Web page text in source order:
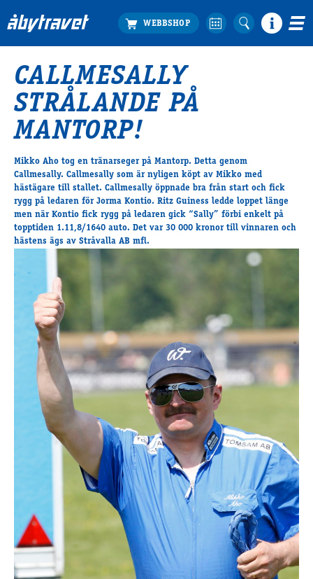
Köp biljett
Travprogrammet
Boka ställplats
Bra att veta
Restauranger
Catering by Lyon
Hotell nära oss
Nybörjar­guide
Presentkort
Tävlingsdagar
Travkonferens
Exponering & värdskap
Aktiviteter
Hört och hänt
Tävlingsserier
Träning och provlopp
Månadens hästägare 2026
Månadens B-tränare 2026
Euro Classic Trot
Andelshästar
CALLMESALLY
STRÅLANDE PÅ
MANTORP!
Mikko Aho tog en tränarseger på Mantorp. Detta genom
Callmesally. Callmesally som är nyligen köpt av Mikko med
hästägare till stallet. Callmesally öppnade bra från start och fick
rygg på ledaren för Jorma Kontio. Ritz Guiness ledde loppet länge
men när Kontio fick rygg på ledaren gick “Sally” förbi enkelt på
topptiden 1.11,8/1640 auto. Det var 30 000 kronor till vinnaren och
hästens ägs av Stråvalla AB mfl.